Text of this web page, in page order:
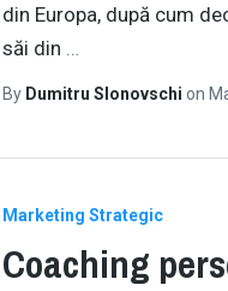
din Europa, după cum
săi din
By Dumitru Slonovschi on
Marketing Strategic
Coaching